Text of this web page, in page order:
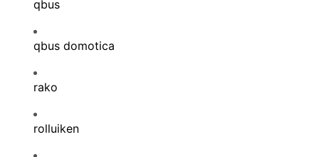
qbus
qbus domotica
rako
rolluiken